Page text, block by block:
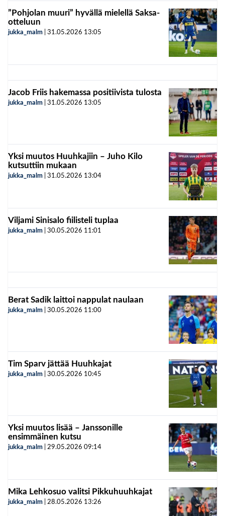
”Pohjolan muuri” hyvällä mielellä Saksa-
otteluun
jukka_malm 31.05.2026 13:05
Jacob Friis hakemassa positiivista tulosta
jukka_malm 31.05.2026 13:05
Yksi muutos Huuhkajiin – Juho Kilo
kutsuttiin mukaan
jukka_malm 31.05.2026 13:04
Viljami Sinisalo fiilisteli tuplaa
jukka_malm 30.05.2026 11:01
Berat Sadik laittoi nappulat naulaan
jukka_malm 30.05.2026 11:00
Tim Sparv jättää Huuhkajat
jukka_malm 30.05.2026 10:45
Yksi muutos lisää – Janssonille
ensimmäinen kutsu
jukka_malm 29.05.2026 09:14
Mika Lehkosuo valitsi Pikkuhuuhkajat
jukka_malm 28.05.2026 13:26